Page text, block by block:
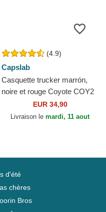
(4.9)
Capslab
Casquette trucker marrón,
noire et rouge Coyote COY2
Looney Tunes Capslab
EUR 34,90
Livraison le mardi, 11 aout
d'été
chères
Bros